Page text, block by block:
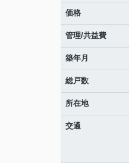
価格
管理/共益費
築年月
総戸数
所在地
交通